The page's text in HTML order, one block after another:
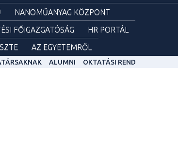
NANOMŰANYAG KÖZPONT
FŐIGAZGATÓSÁG
HR PORTÁL
AZ EGYETEMRŐL
ALUMNI OKTATÁSI REND